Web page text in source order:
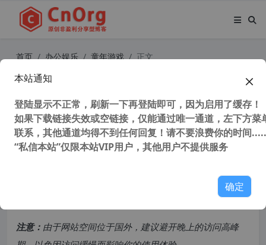
首页 办公娱乐 童年游戏 正文
命令与征服 红色警戒3:日冕MOD 3.
5.8242.25318/3.184 版 最强中国阵
营
34,722 次浏览次阅读
注意： 由于网站空间位于国外，建议避开晚上的访问高峰
本站通知
登陆显示不正常，刷新一下再登陆即可，因为启用了缓存！
如果下载链接失效或空链接，仅能通过唯一通道，左下方菜
联系，其他通道均得不到任何回复！请不要浪费你的时间
“私信本站”仅限本站VIP用户，其他用户不提供服务
确定